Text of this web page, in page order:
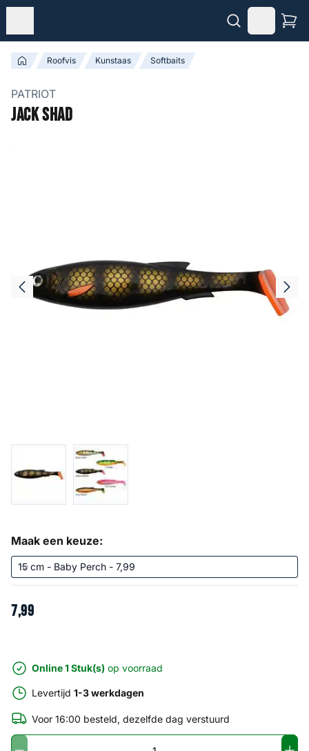
Roofvis Kunstaas Softbaits
PATRIOT
Jack Shad
Maak een keuze:
7,99
Online 1 Stuk(s) op voorraad
Levertijd 1-3 werkdagen
Voor 16:00 besteld, dezelfde dag verstuurd